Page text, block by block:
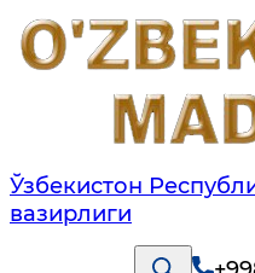
Ўзбекистон
вазирлиги